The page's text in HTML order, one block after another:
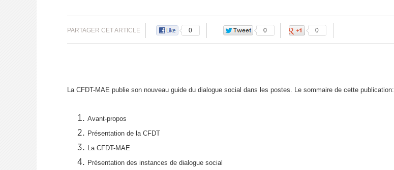
PARTAGER CET ARTICLE 0 0 0
La CFDT-MAE publie son nouveau guide du dialogue social dans les postes. Le sommaire de cette publication:
Avant-propos
Présentation de la CFDT
La CFDT-MAE
Présentation des instances de dialogue social